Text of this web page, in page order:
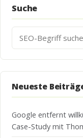
Suche
nach:
Neueste
Google entfernt
Case-Study mit